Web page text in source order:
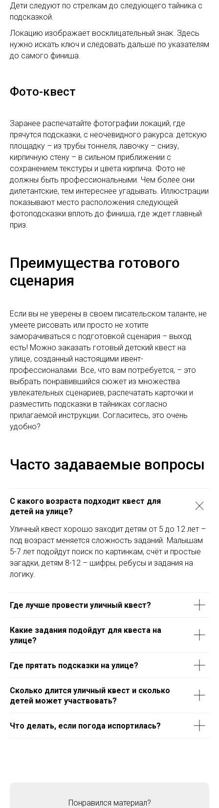
Дети следуют по стрелкам до следующего тайника с
подсказкой.
Локацию изображает восклицательный знак. Здесь
нужно искать ключ и следовать дальше по указателям
до самого финиша.
Фото-квест
Заранее распечатайте фотографии локаций, где
прячутся подсказки, с неочевидного ракурса: детскую
площадку – из трубы тоннеля, лавочку – снизу,
кирпичную стену – в сильном приближении с
сохранением текстуры и цвета кирпича. Фото не
должны быть профессиональными. Чем более они
дилетантские, тем интереснее угадывать. Иллюстрации
показывают место расположения следующей
фотоподсказки вплоть до финиша, где ждет главный
приз.
Преимущества готового
сценария
Если вы не уверены в своем писательском таланте, не
умеете рисовать или просто не хотите
заморачиваться с подготовкой сценария – выход
есть! Можно заказать готовый детский квест на
улице, созданный настоящими ивент-
профессионалами. Все, что вам потребуется, – это
выбрать понравившийся сюжет из множества
увлекательных сценариев, распечатать карточки и
разместить подсказки в тайниках согласно
прилагаемой инструкции. Согласитесь, это очень
удобно?
Часто задаваемые вопросы
С какого возраста подходит квест для
детей на улице?
Уличный квест хорошо заходит детям от 5 до 12 лет –
под возраст меняется сложность заданий. Малышам
5-7 лет подойдут поиск по картинкам, счёт и простые
загадки, детям 8-12 – шифры, ребусы и задания на
логику.
Где лучше провести уличный квест?
Какие задания подойдут для квеста на
улице?
Где прятать подсказки на улице?
Сколько длится уличный квест и сколько
детей может участвовать?
Что делать, если погода испортилась?
Понравился материал?